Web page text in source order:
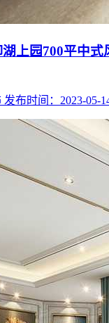
上园700平中式
发布时间：2023-05-